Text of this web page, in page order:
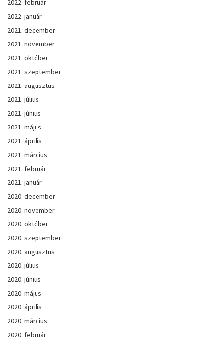
2022. február
2022. január
2021. december
2021. november
2021. október
2021. szeptember
2021. augusztus
2021. július
2021. június
2021. május
2021. április
2021. március
2021. február
2021. január
2020. december
2020. november
2020. október
2020. szeptember
2020. augusztus
2020. július
2020. június
2020. május
2020. április
2020. március
2020. február